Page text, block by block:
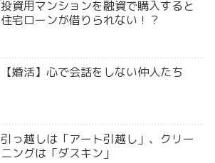
投資用マンションを融資で購入すると
住宅ローンが借りられない！？
【婚活】心で会話をしない仲人たち
引っ越しは「アート引越し」、クリー
ニングは「ダスキン」